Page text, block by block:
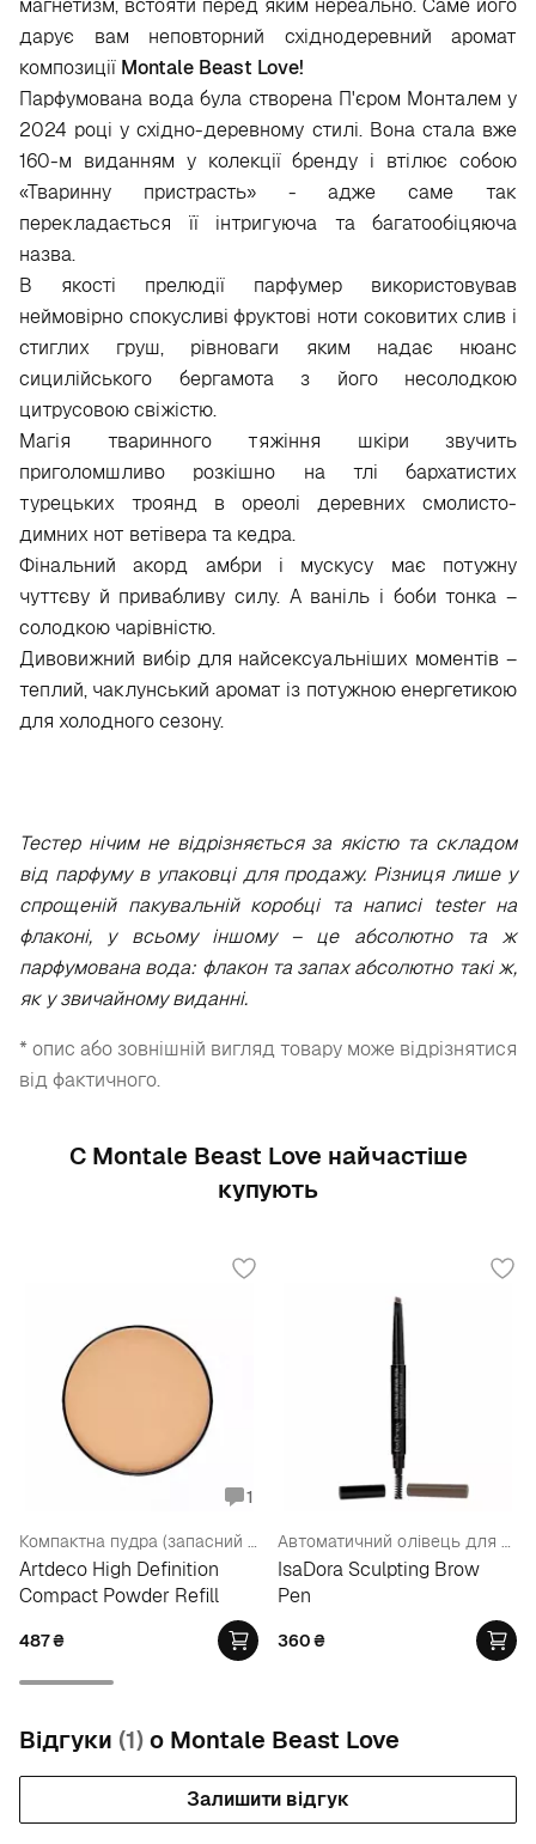
магнетизм, встояти перед яким нереально. Саме його
дарує вам неповторний східнодеревний аромат
композиції Montale Beast Love!
Парфумована вода була створена П'єром Монталем у
2024 році у східно-деревному стилі. Вона стала вже
160-м виданням у колекції бренду і втілює собою
«Тваринну пристрасть» - адже саме так
перекладається її інтригуюча та багатообіцяюча
назва.
В якості прелюдії парфумер використовував
неймовірно спокусливі фруктові ноти соковитих слив і
стиглих груш, рівноваги яким надає нюанс
сицилійського бергамота з його несолодкою
цитрусовою свіжістю.
Магія тваринного тяжіння шкіри звучить
приголомшливо розкішно на тлі бархатистих
турецьких троянд в ореолі деревних смолисто-
димних нот ветівера та кедра.
Фінальний акорд амбри і мускусу має потужну
чуттєву й привабливу силу. А ваніль і боби тонка –
солодкою чарівністю.
Дивовижний вибір для найсексуальніших моментів –
теплий, чаклунський аромат із потужною енергетикою
для холодного сезону.
Тестер нічим не відрізняється за якістю та складом
від парфуму в упаковці для продажу. Різниця лише у
спрощеній пакувальній коробці та написі tester на
флаконі, у всьому іншому – це абсолютно та ж
парфумована вода: флакон та запах абсолютно такі ж,
як у звичайному виданні.
* опис або зовнішній вигляд товару може відрізнятися
від фактичного.
С Montale Beast Love найчастіше
купують
1
Компактна пудра (запасний блок)
Artdeco High Definition
Compact Powder Refill
487₴
Автоматичний олівець для брів
IsaDora Sculpting Brow
Pen
360₴
Відгуки (1)о Montale Beast Love
Залишити відгук